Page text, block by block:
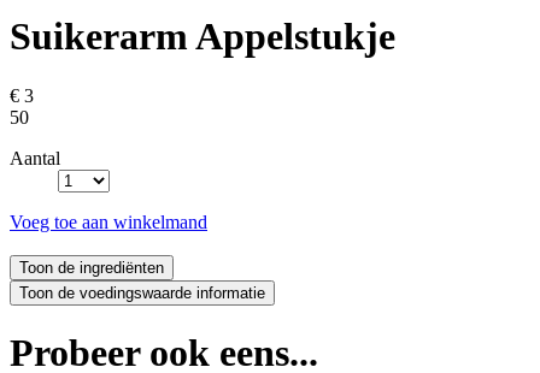
Suikerarm Appelstukje
€ 3
50
Aantal
Voeg toe aan winkelmand
Probeer ook eens...